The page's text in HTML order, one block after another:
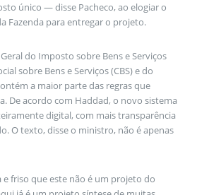
único — disse Pacheco, ao elogiar o
Fazenda para entregar o projeto.
do Imposto sobre Bens e Serviços
sobre Bens e Serviços (CBS) e do
a maior parte das regras que
De acordo com Haddad, o novo sistema
digital, com mais transparência
O texto, disse o ministro, não é apenas
e friso que este não é um projeto do